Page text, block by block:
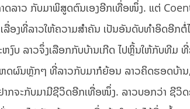
ດລາວ ກັບມາພິສູດຕົນເອງອີກເທື່ອໜຶ່ງ. ແຕ່
ລື່ອງທີ່ລາວໃຫ້ຄວາມສຳຄັນ ເປັນອັນດັບທຳອິດອີກ
ງົບ ລາວຈຶ່ງເລືອກກັບບ້ານເກີດ ໄປຫຼິ້ນໃຫ້ກັບທີມ ທີ່
ຫດຜົນຫຼັກໆ ທີ່ລາວກັບມາກໍຍ້ອນ ລາວຄິດຮອດບ້
າກຈະກັບມາມີຊີວິດອີກເທື່ອໜຶ່ງ. ລາວບອກວ່າ ຊີວິ